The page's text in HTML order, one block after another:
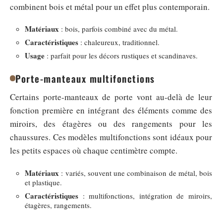
combinent bois et métal pour un effet plus contemporain.
Matériaux : bois, parfois combiné avec du métal.
Caractéristiques : chaleureux, traditionnel.
Usage : parfait pour les décors rustiques et scandinaves.
Porte-manteaux multifonctions
Certains porte-manteaux de porte vont au-delà de leur
fonction première en intégrant des éléments comme des
miroirs, des étagères ou des rangements pour les
chaussures. Ces modèles multifonctions sont idéaux pour
les petits espaces où chaque centimètre compte.
Matériaux : variés, souvent une combinaison de métal, bois
et plastique.
Caractéristiques : multifonctions, intégration de miroirs,
étagères, rangements.